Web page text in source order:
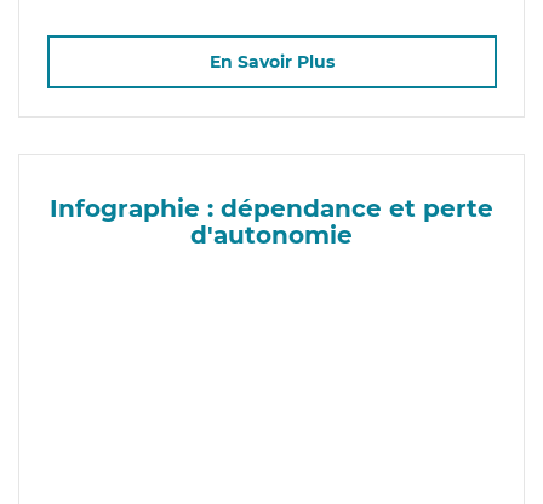
En Savoir Plus
Infographie : dépendance et perte
d'autonomie